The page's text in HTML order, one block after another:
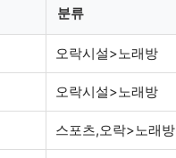
분류
오락시설>노래방
오락시설>노래방
스포츠,오락>노래방